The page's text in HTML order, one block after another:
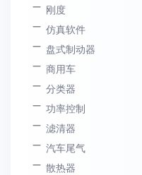
刚度
仿真软件
盘式制动器
商用车
分类器
功率控制
滤清器
汽车尾气
散热器